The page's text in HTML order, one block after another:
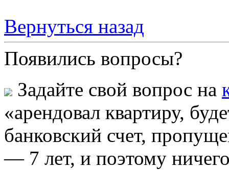
Вернуться назад
Появились вопросы?
Задайте свой вопрос на
«арендовал квартиру,
банковский счет,
— 7 лет, и поэтому